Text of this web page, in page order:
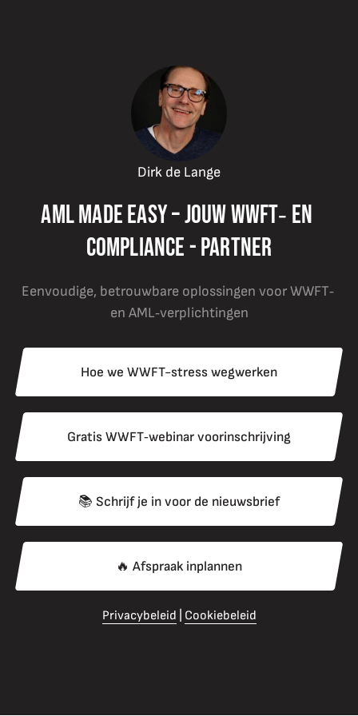
Dirk de Lange
AML Made Easy – Jouw WWFT‑ en
compliance - partner
Eenvoudige, betrouwbare oplossingen voor WWFT‑
en AML‑verplichtingen
Hoe we WWFT-stress wegwerken
Gratis WWFT‑webinar voorinschrijving
📚 Schrijf je in voor de nieuwsbrief
🔥 Afspraak inplannen
Privacybeleid Cookiebeleid